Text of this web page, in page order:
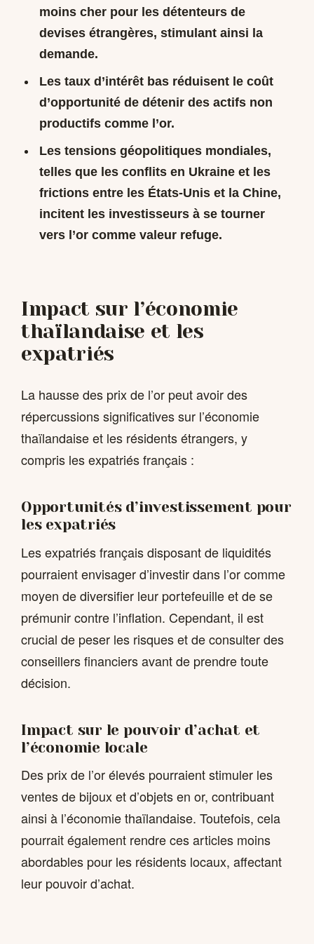
moins cher pour les détenteurs de
devises étrangères, stimulant ainsi la
demande.
Les taux d’intérêt bas réduisent le coût
d’opportunité de détenir des actifs non
productifs comme l’or.
Les tensions géopolitiques mondiales,
telles que les conflits en Ukraine et les
frictions entre les États-Unis et la Chine,
incitent les investisseurs à se tourner
vers l’or comme valeur refuge.
Impact sur l’économie
thaïlandaise et les
expatriés
La hausse des prix de l’or peut avoir des
répercussions significatives sur l’économie
thaïlandaise et les résidents étrangers, y
compris les expatriés français :
Opportunités d’investissement pour
les expatriés
Les expatriés français disposant de liquidités
pourraient envisager d’investir dans l’or comme
moyen de diversifier leur portefeuille et de se
prémunir contre l’inflation. Cependant, il est
crucial de peser les risques et de consulter des
conseillers financiers avant de prendre toute
décision.
Impact sur le pouvoir d’achat et
l’économie locale
Des prix de l’or élevés pourraient stimuler les
ventes de bijoux et d’objets en or, contribuant
ainsi à l’économie thaïlandaise. Toutefois, cela
pourrait également rendre ces articles moins
abordables pour les résidents locaux, affectant
leur pouvoir d’achat.